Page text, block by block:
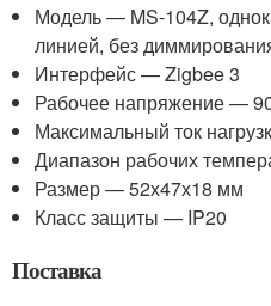
Модель — MS-104Z,
линией, без
Интерфейс — Zigbee 3
Рабочее напряжение —
Максимальный ток
Диапазон рабочих
Размер — 52х47х18 мм
Класс защиты — IP20
Поставка